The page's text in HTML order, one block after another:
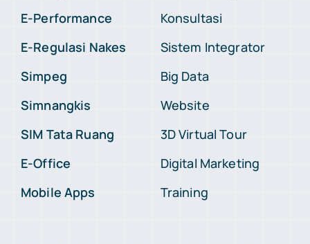
E-Performance
E-Regulasi Nakes
Simpeg
Simnangkis
SIM Tata Ruang
E-Office
Mobile Apps
Konsultasi
Sistem Integrator
Big Data
Website
3D Virtual Tour
Digital Marketing
Training